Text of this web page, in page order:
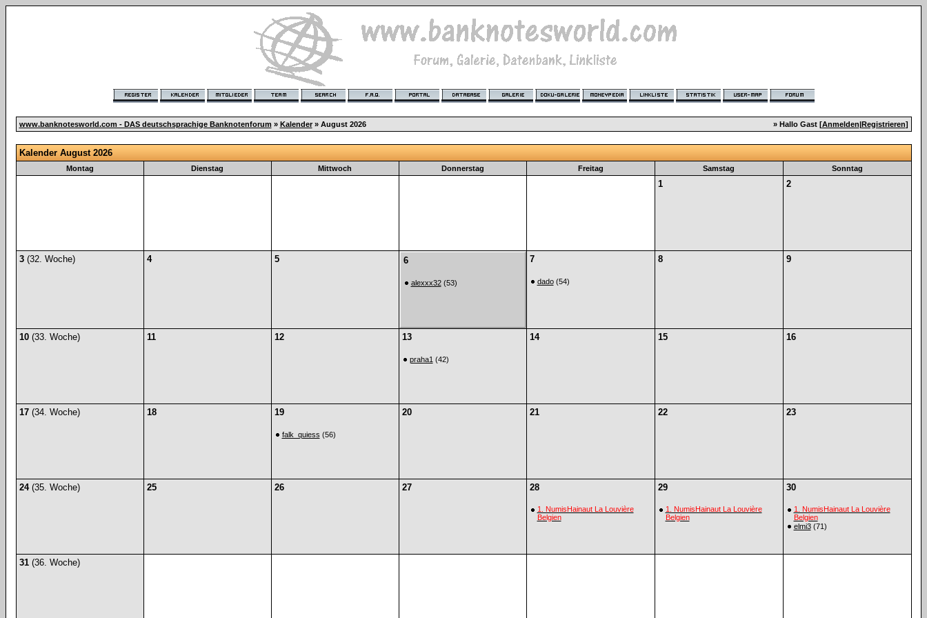
www.banknotesworld.com - DAS deutschsprachige Banknotenforum » Kalender» August 2026 » Hallo Gast [Anmelden|Registrieren]
Kalender August 2026
Montag Dienstag Mittwoch Donnerstag Freitag Samstag Sonntag
1 2
3(32. Woche) 4 5 6
alexxx32(53)
7
dado(54)
8 9
10(33. Woche) 11 12 13
praha1 (42)
14 15 16
17(34. Woche) 18 19
falk_quiess (56)
20 21 22 23
24(35. Woche) 25 26 27 28
1. NumisHainaut La Louvière
Belgien
29
1. NumisHainaut La Louvière
Belgien
30
1. NumisHainaut La Louvière
Belgien
elmi3(71)
31(36. Woche)